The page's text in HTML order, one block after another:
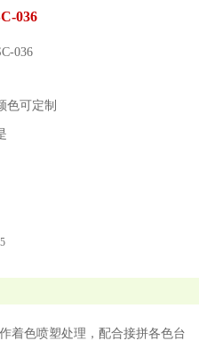
036
036
色可定制
着色喷塑处理，配合接拼各色台